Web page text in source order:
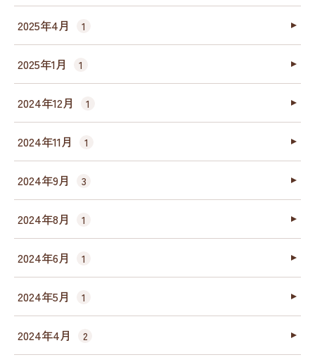
2025年4月 1
2025年1月 1
2024年12月 1
2024年11月 1
2024年9月 3
2024年8月 1
2024年6月 1
2024年5月 1
2024年4月 2